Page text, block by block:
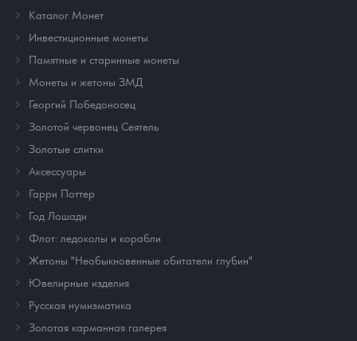
Каталог Монет
Инвестиционные монеты
Памятные и старинные монеты
Монеты и жетоны ЗМД
Георгий Победоносец
Золотой червонец Сеятель
Золотые слитки
Аксессуары
Гарри Поттер
Год Лошади
Флот: ледоколы и корабли
Жетоны "Необыкновенные обитатели глубин"
Ювелирные изделия
Русская нумизматика
Золотая карманная галерея